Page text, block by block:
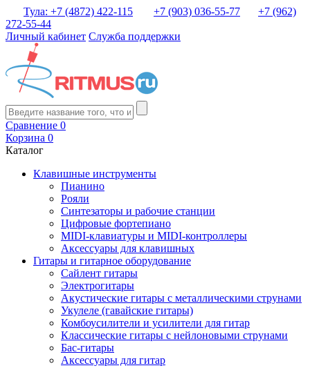
Тула: +7 (4872) 422-115 +7 (903) 036-55-77
+7 (962)
272-55-44
Личный кабинет Служба поддержки
Сравнение 0
Корзина 0
Каталог
Клавишные инструменты
Пианино
Рояли
Синтезаторы и рабочие станции
Цифровые фортепиано
MIDI-клавиатуры и MIDI-контроллеры
Аксессуары для клавишных
Гитары и гитарное оборудование
Сайлент гитары
Электрогитары
Акустические гитары с металлическими струнами
Укулеле (гавайские гитары)
Комбоусилители и усилители для гитар
Классические гитары с нейлоновыми струнами
Бас-гитары
Аксессуары для гитар